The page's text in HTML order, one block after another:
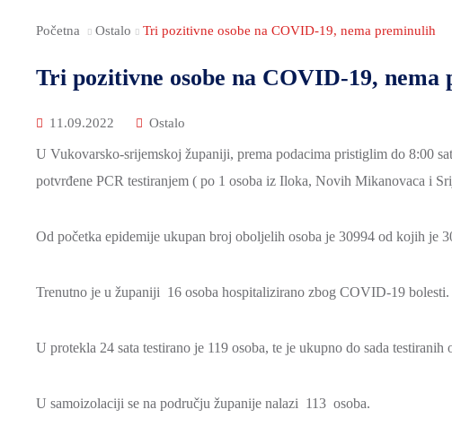
Početna Ostalo Tri pozitivne osobe na COVID-19, nema preminulih
Tri pozitivne osobe na COVID-19, nema
11.09.2022 Ostalo
U Vukovarsko-srijemskoj županiji, prema podacima pristiglim do 8:00
potvrđene PCR testiranjem ( po 1 osoba iz Iloka, Novih Mikanovaca i
Od početka epidemije ukupan broj oboljelih osoba je 30994 od kojih je
Trenutno je u županiji 16 osoba hospitalizirano zbog COVID-19 bolesti.
U protekla 24 sata testirano je 119 osoba, te je ukupno do sada testiranih
U samoizolaciji se na području županije nalazi 113 osoba.